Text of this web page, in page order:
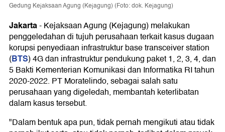
Gedung Kejaksaan Agung (Kejagung) (Foto: dok. Kejagung)
Jakarta-Kejaksaan Agung (Kejagung) melakukan
penggeledahan di tujuh perusahaan terkait kasus dugaan
korupsi penyediaan infrastruktur base transceiver station
(BTS) 4G dan infrastruktur pendukung paket 1, 2, 3, 4, dan
5 Bakti Kementerian Komunikasi dan Informatika RI tahun
2020-2022. PT Moratelindo, sebagai salah satu
perusahaan yang digeledah, membantah keterlibatan
dalam kasus tersebut.
"Dalam bentuk apa pun, tidak pernah mengikuti atau tidak